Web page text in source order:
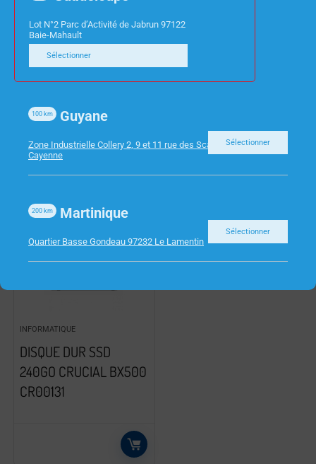
INFORMATIQUE
SWITCH 5 PORTS
STONET 10/100/1000
ST3105GS GIGABIT
INFORMATIQUE
CABLE RJ45 NOIR CAT6
5M
INFORMATIQUE
DISQUE DUR SSD
240GO CRUCIAL BX500
CR00131
Lot N°2 Parc d’Activité de Jabrun 97122
Baie-Mahault
Sélectionner
Guyane
100 km
Zone Industrielle Collery 2, 9 et 11 rue des Scarabees 97300
Cayenne
Sélectionner
Martinique
200 km
Quartier Basse Gondeau 97232 Le Lamentin
Sélectionner